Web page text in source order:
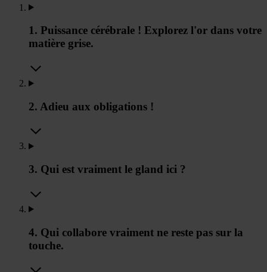
1. Puissance cérébrale ! Explorez l'or dans votre
matière grise.
2. Adieu aux obligations !
3. Qui est vraiment le gland ici ?
4. Qui collabore vraiment ne reste pas sur la
touche.